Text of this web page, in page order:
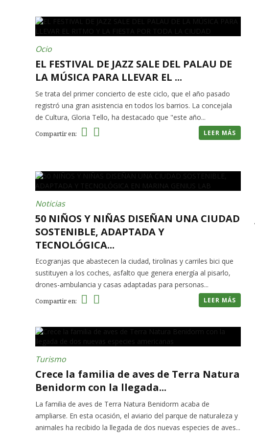
Ocio
EL FESTIVAL DE JAZZ SALE DEL PALAU DE
LA MÚSICA PARA LLEVAR EL ...
Se trata del primer concierto de este ciclo, que el año pasado
registró una gran asistencia en todos los barrios. La concejala
de Cultura, Gloria Tello, ha destacado que "este año...
Compartir en: LEER MÁS
Noticias
50 NIÑOS Y NIÑAS DISEÑAN UNA CIUDAD
SOSTENIBLE, ADAPTADA Y
TECNOLÓGICA...
Ecogranjas que abastecen la ciudad, tirolinas y carriles bici que
sustituyen a los coches, asfalto que genera energía al pisarlo,
drones-ambulancia y casas adaptadas para personas...
Compartir en: LEER MÁS
Turismo
Crece la familia de aves de Terra Natura
Benidorm con la llegada...
La familia de aves de Terra Natura Benidorm acaba de
ampliarse. En esta ocasión, el aviario del parque de naturaleza y
animales ha recibido la llegada de dos nuevas especies de aves...